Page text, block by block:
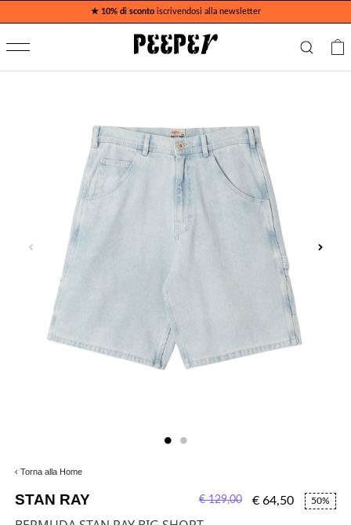
★ 10% di scontoiscrivendosi alla newsletter
‹ Torna alla Home
STAN RAY € 129,00 € 64,50 50%